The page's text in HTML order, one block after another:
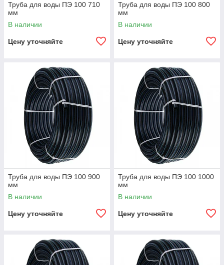
Труба для воды ПЭ 100 710
мм
В наличии
Цену уточняйте
Труба для воды ПЭ 100 800
мм
В наличии
Цену уточняйте
Труба для воды ПЭ 100 900
мм
В наличии
Цену уточняйте
Труба для воды ПЭ 100 1000
мм
В наличии
Цену уточняйте